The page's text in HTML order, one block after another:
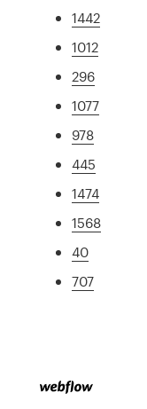
1442
1012
296
1077
978
445
1474
1568
40
707